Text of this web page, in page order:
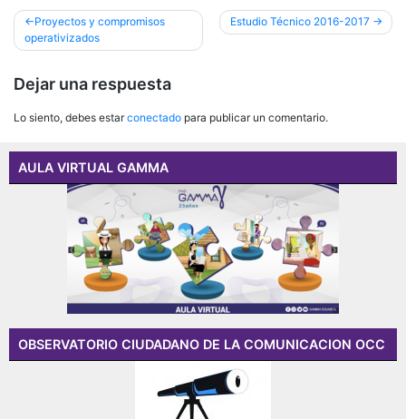
Navegación
de
entradas
Proyectos y compromisos
operativizados
Estudio Técnico 2016-2017
Dejar una respuesta
Lo siento, debes estarconectado para publicar un comentario.
AULA VIRTUAL GAMMA
OBSERVATORIO CIUDADANO DE LA COMUNICACION OCC